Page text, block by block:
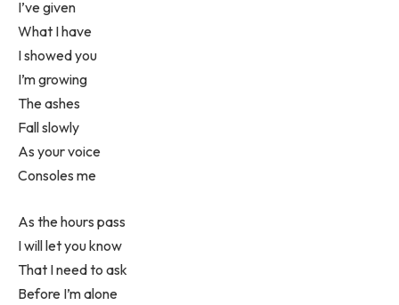
I’ve given
What I have
I showed you
I’m growing
The ashes
Fall slowly
As your voice
Consoles me
As the hours pass
I will let you know
That I need to ask
Before I’m alone